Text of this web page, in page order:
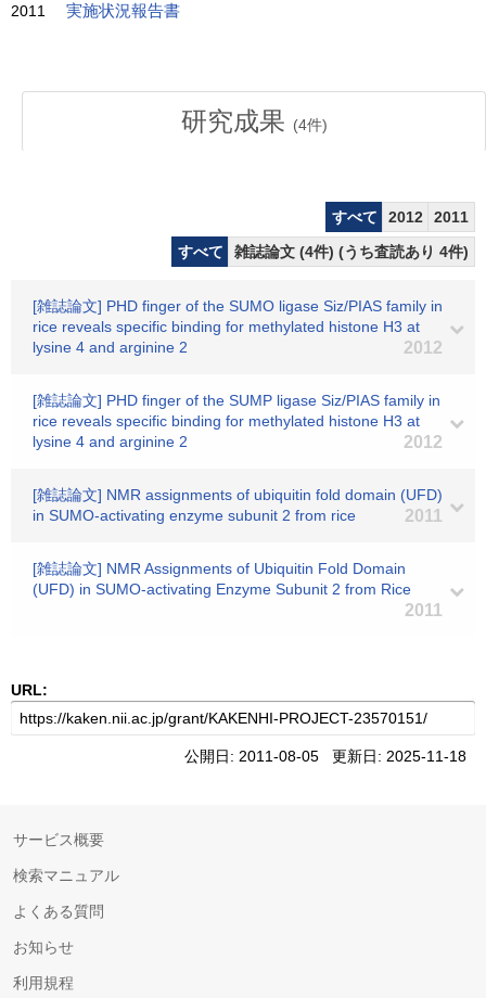
2011 実施状況報告書
研究成果 (4件)
すべて 2012
2011
すべて
雑誌論文 (4件) (うち査読あり 4件)
[雑誌論文] PHD finger of the SUMO ligase Siz/PIAS family in
rice reveals specific binding for methylated histone H3 at
lysine 4 and arginine 2
2012
[雑誌論文] PHD finger of the SUMP ligase Siz/PIAS family in
rice reveals specific binding for methylated histone H3 at
lysine 4 and arginine 2
2012
[雑誌論文] NMR assignments of ubiquitin fold domain (UFD)
in SUMO-activating enzyme subunit 2 from rice
2011
[雑誌論文] NMR Assignments of Ubiquitin Fold Domain
(UFD) in SUMO-activating Enzyme Subunit 2 from Rice
2011
URL:
公開日: 2011-08-05 更新日: 2025-11-18
サービス概要
検索マニュアル
よくある質問
お知らせ
利用規程